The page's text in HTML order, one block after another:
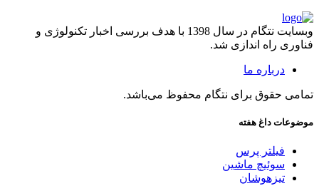
وبسایت نتگام در سال 1398 با هدف بررسی اخبار تکنولوژی و
فناوری راه اندازی شد.
درباره ما
تمامی حقوق برای نتگام محفوظ می‌باشد.
موضوعات داغ هفته
فیلتر پرس
سوئیچ ماشین
تیزهوشان